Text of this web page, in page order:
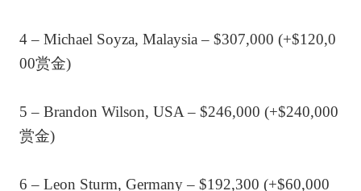
4 – Michael Soyza, Malaysia – $307,000 (+$120,0
00赏金)
5 – Brandon Wilson, USA – $246,000 (+$240,000
赏金)
6 – Leon Sturm, Germany – $192,300 (+$60,000